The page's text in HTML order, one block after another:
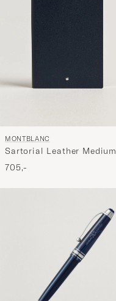
MONTBLANC
Sartorial Leather Medium
Notebook, Lined Blue
705,-